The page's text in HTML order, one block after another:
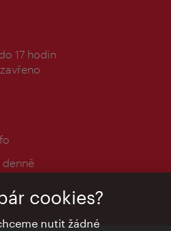
17 hodin
cookies?
nutit žádné